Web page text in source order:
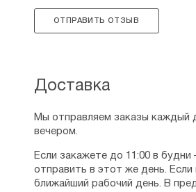
ОТПРАВИТЬ ОТЗЫВ
Доставка
Мы отправляем заказы каждый
вечером.
Если закажете до 11:00 в
отправить в этот же день.
ближайший рабочий день. В